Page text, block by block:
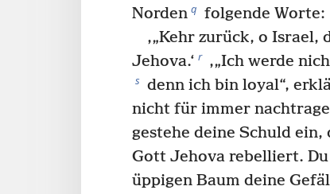
Norden q folgende Worte:
‚„Kehr zurück, o
Jehova.‘ r ‚„Ich werde
s denn ich bin loyal“,
nicht für immer
gestehe deine Schuld ein,
Gott Jehova rebelliert.
üppigen Baum deine